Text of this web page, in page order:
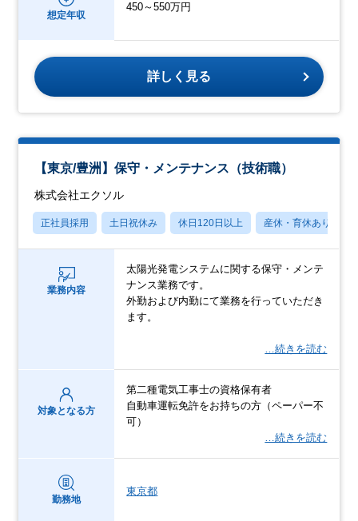
想定年収
450～550万円
詳しく見る
【東京/豊洲】保守・メンテナンス（技術職）
株式会社エクソル
正社員採用 土日祝休み 休日120日以上 産休・育休あり
業務内容
太陽光発電システムに関する保守・メンテ
ナンス業務です。
外勤および内勤にて業務を行っていただき
ます。
…続きを読む
対象となる方
第二種電気工事士の資格保有者
自動車運転免許をお持ちの方（ペーパー不
可）
…続きを読む
勤務地
東京都